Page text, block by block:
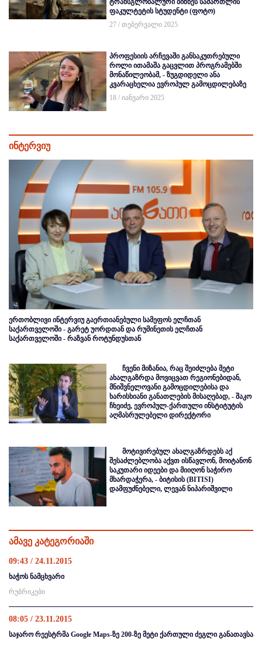
ტრანსგლობალური ბიზნეს სამართლის
ფაკულტეტის სტუდენტი (ფოტო)
27 / თებერვალი 2025
პროფესიის არჩევაში განსაკუთრებული
როლი ითამაშა გაცვლით პროგრამებში
მონაწილეობამ, - ზუგდიდელი ანა
კვარაცხელია ევროპულ გამოცდილებაზე
18 / იანვარი 2025
ინტერვიუ
ერთობლივი ინტერვიუ გაერთიანებული სამეფოს ელჩთან
საქართველოში - გარეტ უორდთან და რუმინეთის ელჩთან
საქართველოში - რაზვან როტუნდუსთან
ჩვენი მიზანია, რაც შეიძლება მეტი
ახალგაზრდა მოვიცვათ რეგიონებიდან,
მნიშვნელოვანი გამოცდილებისა და
ხარისხიანი განათლების მისაღებად, - შაკო
ჩხეიძე, ევროპულ-ქართული ინსტიტუტის
აღმასრულებელი დირექტორი
მოტივირებულ ახალგაზრდებს აქ
შესაძლებლობა აქვთ ისწავლონ, მოიტანონ
საკუთარი იდეები და მიიღონ საჭირო
მხარდაჭერა, - ბიტისის (BITISI)
დამფუძნებელი, ლევან ნიპარიშვილი
ამავე კატეგორიაში
09:43 / 24.11.2015
ხაჭოს ნამცხვარი
რუბრიკები
08:05 / 23.11.2015
საჯარო რეესტრმა Google Maps-ზე 200-ზე მეტი ქართული ძეგლი განათავსა